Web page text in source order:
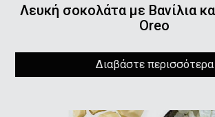
Λευκή σοκολάτα με Βανίλια
Oreo
Διαβάστε περισσότερα